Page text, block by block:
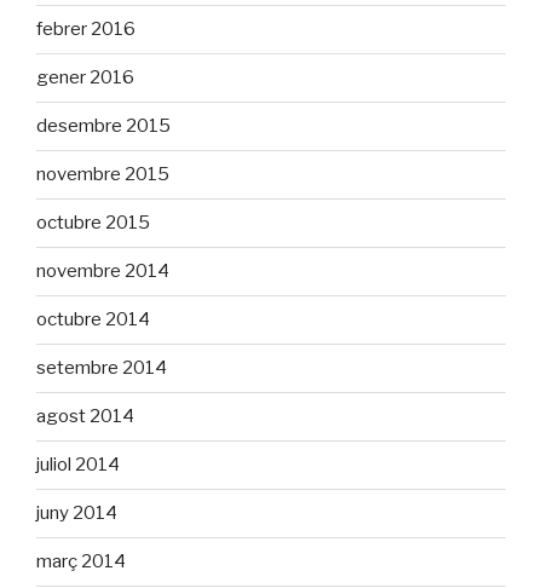
febrer 2016
gener 2016
desembre 2015
novembre 2015
octubre 2015
novembre 2014
octubre 2014
setembre 2014
agost 2014
juliol 2014
juny 2014
març 2014